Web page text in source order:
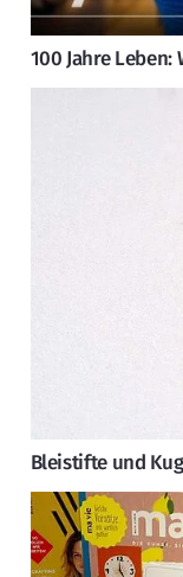
100 Jahre
Bleistifte und